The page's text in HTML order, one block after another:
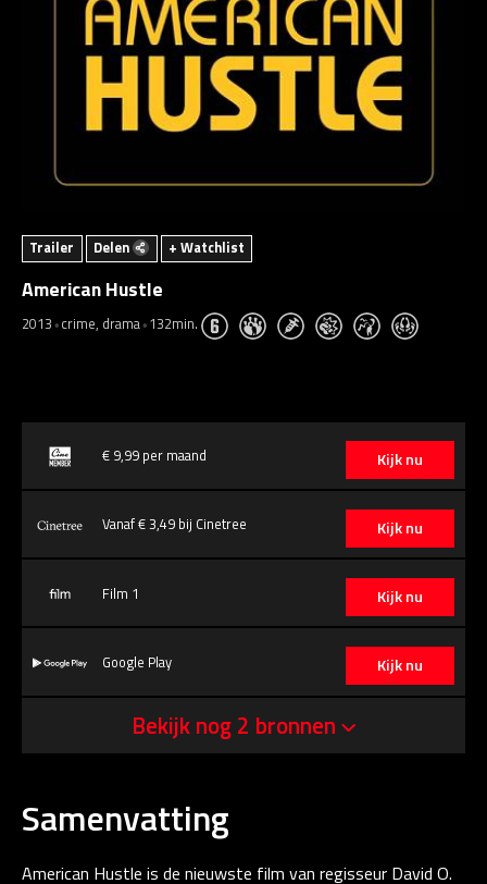
Trailer Delen + Watchlist
American Hustle
2013 crime, drama 132min.
Kijk nu
€ 9,99 per maand
Kijk nu
Vanaf € 3,49 bij Cinetree
Kijk nu
Film 1
Kijk nu
Google Play
Bekijk nog 2 bronnen
Samenvatting
American Hustle is de nieuwste film van regisseur David O.